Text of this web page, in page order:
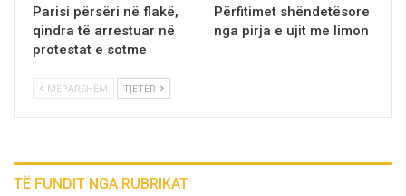
Parisi përsëri në flakë,
qindra të arrestuar në
protestat e sotme
Përfitimet shëndetësore
nga pirja e ujit me limon
MËPARSHËM TJETËR
TË FUNDIT NGA RUBRIKAT